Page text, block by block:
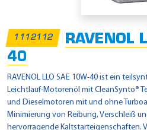
1112112
RAVENOL
40
RAVENOL LLO SAE 10W-40 ist ein
Leichtlauf-Motorenöl mit CleanSynto®
und Dieselmotoren mit und ohne
Minimierung von Reibung, Verschleiß
hervorragende Kaltstarteigenschaften.